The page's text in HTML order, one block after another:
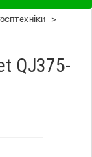
>
QJ375-